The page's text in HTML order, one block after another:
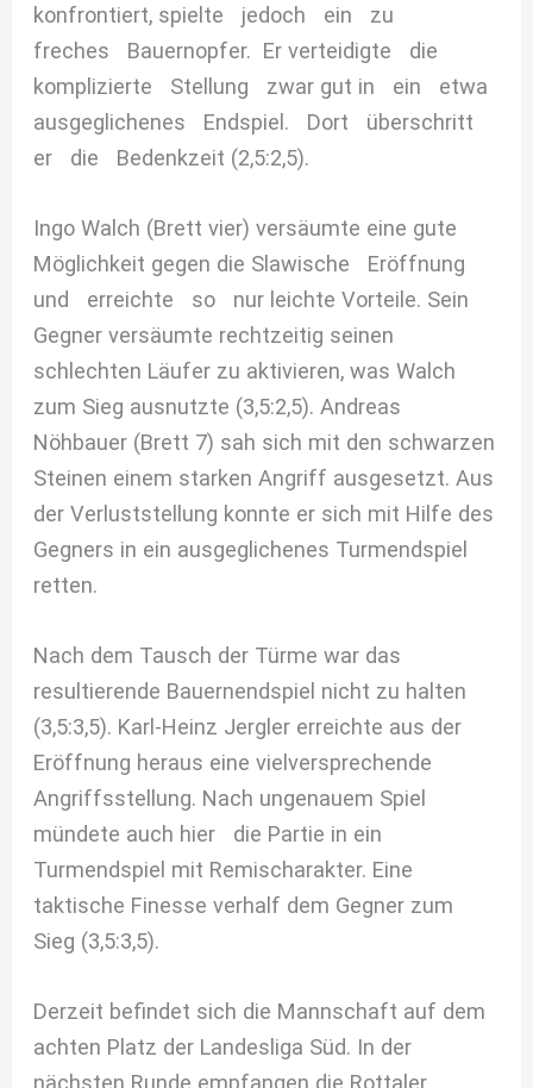
konfrontiert, spielte jedoch ein zu
freches Bauernopfer. Er verteidigte die
komplizierte Stellung zwar gut in ein etwa
ausgeglichenes Endspiel. Dort überschritt
er die Bedenkzeit (2,5:2,5).
Ingo Walch (Brett vier) versäumte eine gute
Möglichkeit gegen die Slawische Eröffnung
und erreichte so nur leichte Vorteile. Sein
Gegner versäumte rechtzeitig seinen
schlechten Läufer zu aktivieren, was Walch
zum Sieg ausnutzte (3,5:2,5). Andreas
Nöhbauer (Brett 7) sah sich mit den schwarzen
Steinen einem starken Angriff ausgesetzt. Aus
der Verluststellung konnte er sich mit Hilfe des
Gegners in ein ausgeglichenes Turmendspiel
retten.
Nach dem Tausch der Türme war das
resultierende Bauernendspiel nicht zu halten
(3,5:3,5). Karl-Heinz Jergler erreichte aus der
Eröffnung heraus eine vielversprechende
Angriffsstellung. Nach ungenauem Spiel
mündete auch hier die Partie in ein
Turmendspiel mit Remischarakter. Eine
taktische Finesse verhalf dem Gegner zum
Sieg (3,5:3,5).
Derzeit befindet sich die Mannschaft auf dem
achten Platz der Landesliga Süd. In der
nächsten Runde empfangen die Rottaler